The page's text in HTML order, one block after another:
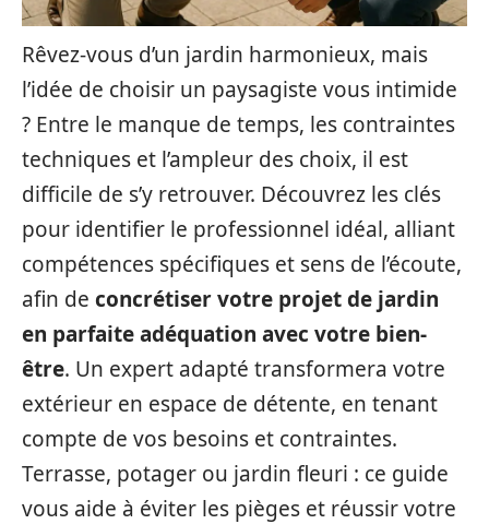
Rêvez-vous d’un jardin harmonieux, mais
l’idée de choisir un paysagiste vous intimide
? Entre le manque de temps, les contraintes
techniques et l’ampleur des choix, il est
difficile de s’y retrouver. Découvrez les clés
pour identifier le professionnel idéal, alliant
compétences spécifiques et sens de l’écoute,
afin de concrétiser votre projet de jardin
en parfaite adéquation avec votre bien-
être. Un expert adapté transformera votre
extérieur en espace de détente, en tenant
compte de vos besoins et contraintes.
Terrasse, potager ou jardin fleuri : ce guide
vous aide à éviter les pièges et réussir votre